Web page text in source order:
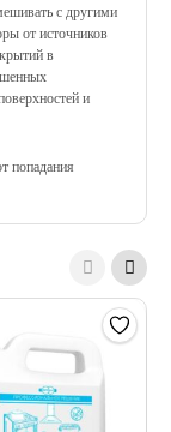
с другими
от источников
в
и
попадания